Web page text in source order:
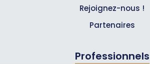
Rejoignez-nous !
Partenaires
Professionnels